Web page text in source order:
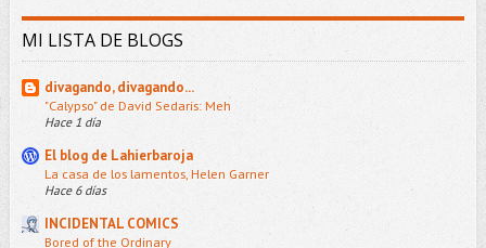
MI LISTA DE BLOGS
divagando, divagando...
"Calypso" de David Sedaris: Meh
Hace 1 día
El blog de Lahierbaroja
La casa de los lamentos, Helen Garner
Hace 6 días
INCIDENTAL COMICS
Bored of the Ordinary